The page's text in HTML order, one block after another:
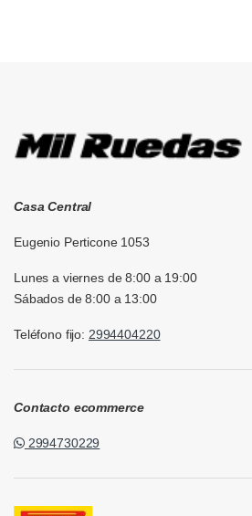
Casa Central
Eugenio Perticone 1053
Lunes a viernes de 8:00 a 19:00
Sábados de 8:00 a 13:00
Teléfono fijo: 2994404220
Contacto ecommerce
2994730229